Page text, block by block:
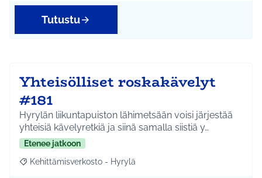
Tutustu
Yhteisölliset roskakävelyt
#181
Hyrylän liikuntapuiston lähimetsään voisi järjestää
yhteisiä kävelyretkiä ja siinä samalla siistiä y…
Etenee jatkoon
Rajaa tulokset aihepiirin mukaan: Kehittämisverkosto - Hyrylä
Kehittämisverkosto - Hyrylä